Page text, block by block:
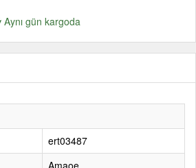
Aynı gün kargoda
ert03487
Amaoe